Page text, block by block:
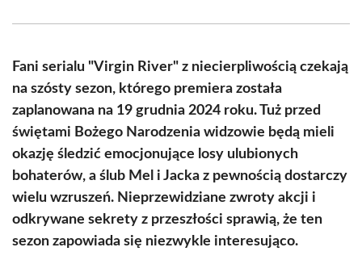
(Twitter)
Fani serialu "Virgin River" z niecierpliwością czekają
na szósty sezon, którego premiera została
zaplanowana na 19 grudnia 2024 roku. Tuż przed
świętami Bożego Narodzenia widzowie będą mieli
okazję śledzić emocjonujące losy ulubionych
bohaterów, a ślub Mel i Jacka z pewnością dostarczy
wielu wzruszeń. Nieprzewidziane zwroty akcji i
odkrywane sekrety z przeszłości sprawią, że ten
sezon zapowiada się niezwykle interesująco.